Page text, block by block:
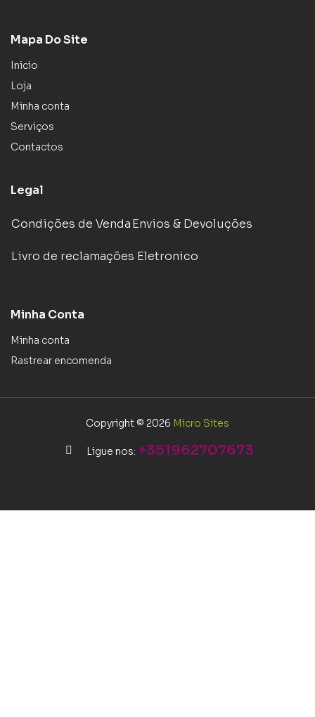
Mapa Do Site
Inicio
Loja
Minha conta
Serviços
Contactos
Legal
Condições de VendaEnvios & Devoluções
Livro de reclamações Eletronico
Minha Conta
Minha conta
Rastrear encomenda
Copyright © 2026 Micro Sites
Ligue nos: +351962707673